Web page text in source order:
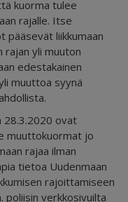
kuorma tulee
rajalle. Itse
pääsevät liikkumaan
rajan yli muuton
edestakainen
muuttoa syynä
28.3.2020 ovat
muuttokuormat jo
rajaa ilman
tietoa Uudenmaan
rajoittamiseen
poliisin verkkosivuilta